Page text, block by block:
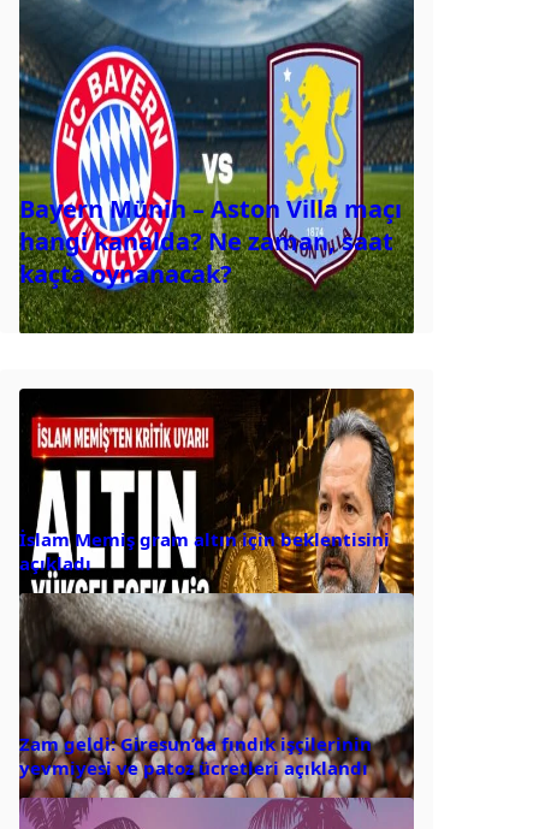
Bayern Münih – Aston Villa maçı
hangi kanalda? Ne zaman, saat
kaçta oynanacak?
İslam Memiş gram altın için beklentisini
açıkladı
Zam geldi: Giresun’da fındık işçilerinin
yevmiyesi ve patoz ücretleri açıklandı